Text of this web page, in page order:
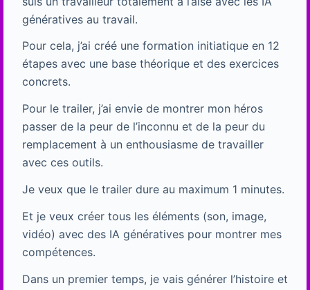
génératives au travail.
Pour cela, j’ai créé une formation initiatique en 12
étapes avec une base théorique et des exercices
concrets.
Pour le trailer, j’ai envie de montrer mon héros
passer de la peur de l’inconnu et de la peur du
remplacement à un enthousiasme de travailler
avec ces outils.
Je veux que le trailer dure au maximum 1 minutes.
Et je veux créer tous les éléments (son, image,
vidéo) avec des IA génératives pour montrer mes
compétences.
Dans un premier temps, je vais générer l’histoire et